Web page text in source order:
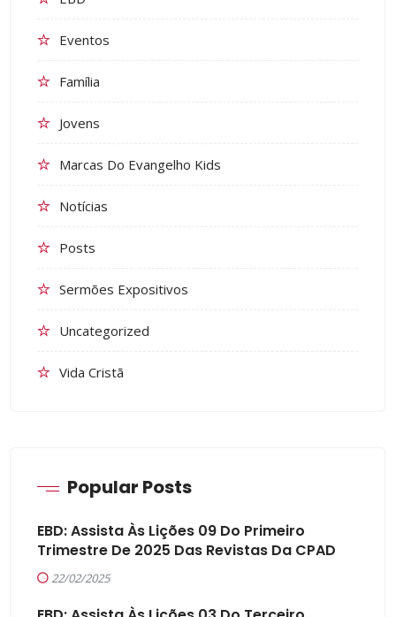
Eventos
Família
Jovens
Marcas Do Evangelho Kids
Notícias
Posts
Sermões Expositivos
Uncategorized
Vida Cristã
Popular Posts
EBD: Assista Às Lições 09 Do Primeiro
Trimestre De 2025 Das Revistas Da CPAD
22/02/2025